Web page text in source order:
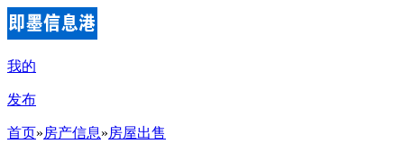
我的
发布
首页»房产信息»房屋出售